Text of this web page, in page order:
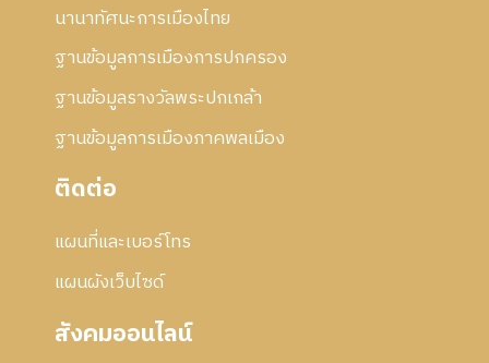
นานาทัศนะการเมืองไทย
ฐานข้อมูลการเมืองการปกครอง
ฐานข้อมูลรางวัลพระปกเกล้า
ฐานข้อมูลการเมืองภาคพลเมือง
ติดต่อ
แผนที่และเบอร์โทร
แผนผังเว็บไซด์
สังคมออนไลน์